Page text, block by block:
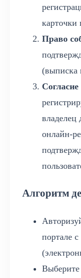
Право
(выписка
владелец
онлайн-
Алгоритм
портале
Выберите